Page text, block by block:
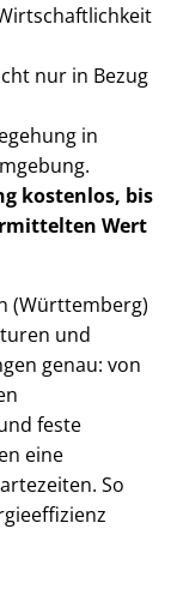
nur in Bezug
in
kostenlos, bis
Wert
(Württemberg)
und
genau: von
feste
eine
So